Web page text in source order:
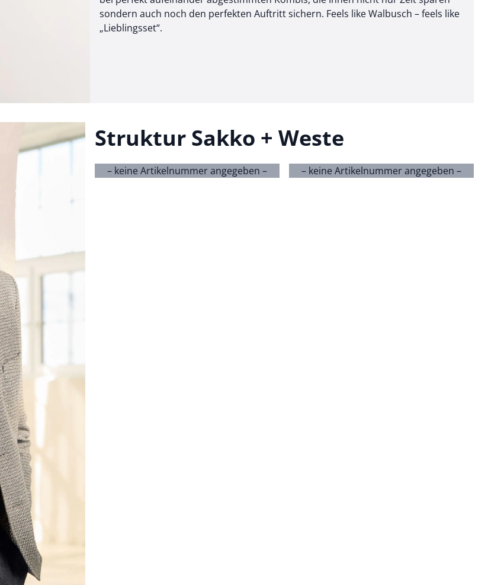
sondern auch noch den perfekten Auftritt sichern. Feels like Walbusch – feels like
„Lieblingsset“.
Struktur Sakko + Weste
– keine Artikelnummer angegeben – – keine Artikelnummer angegeben –